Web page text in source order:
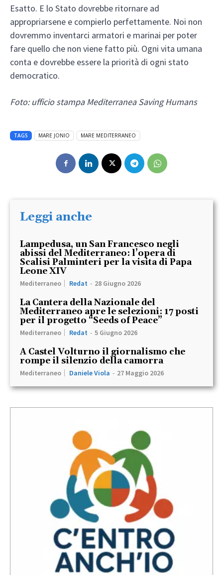
Esatto. E lo Stato dovrebbe ritornare ad
appropriarsene e compierlo perfettamente. Noi non
dovremmo inventarci armatori e marinai per poter
fare quello che non viene fatto più. Ogni vita umana
conta e dovrebbe essere la priorità di ogni stato
democratico.
Foto: ufficio stampa Mediterranea Saving Humans
TAGS MARE JONIO MARE MEDITERRANEO
Leggi anche
Lampedusa, un San Francesco negli
abissi del Mediterraneo: l’opera di
Scalisi Palminteri per la visita di Papa
Leone XIV
Mediterraneo Redat - 28 Giugno 2026
La Cantera della Nazionale del
Mediterraneo apre le selezioni: 17 posti
per il progetto “Seeds of Peace”
Mediterraneo Redat - 5 Giugno 2026
A Castel Volturno il giornalismo che
rompe il silenzio della camorra
Mediterraneo Daniele Viola - 27 Maggio 2026